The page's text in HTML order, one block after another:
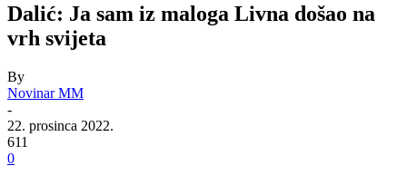
Dalić: Ja sam iz maloga Livna došao na
vrh svijeta
By
Novinar MM
-
22. prosinca 2022.
611
0